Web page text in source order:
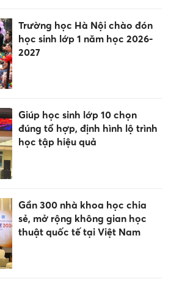
Trường học Hà Nội chào đón
học sinh lớp 1 năm học 2026-
2027
Giúp học sinh lớp 10 chọn
đúng tổ hợp, định hình lộ trình
học tập hiệu quả
Gần 300 nhà khoa học chia
sẻ, mở rộng không gian học
thuật quốc tế tại Việt Nam